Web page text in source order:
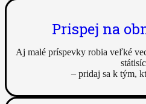
Prispej na
Aj malé príspevky robia veľké
– pridaj sa k tým,